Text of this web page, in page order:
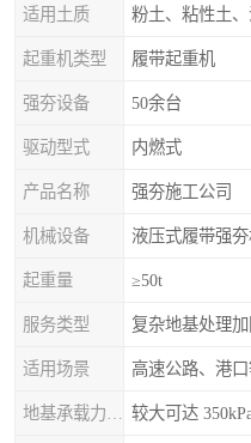
适用土质 粉土、粘性土
起重机类型 履带起重机
强夯设备 50余台
驱动型式 内燃式
产品名称 强夯施工公司
机械设备 液压式履带强
起重量 ≥50t
服务类型 复杂地基处理加
适用场景 高速公路、港
较大可达